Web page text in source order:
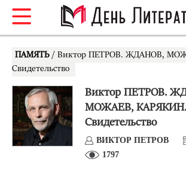
ПАМЯТЬ / Виктор ПЕТРОВ. ЖДАНОВ,
Свидетельство
Виктор ПЕТРОВ.
МОЖАЕВ, КАРЯКИН.
Свидетельство
ВИКТОР ПЕТРОВ
1797